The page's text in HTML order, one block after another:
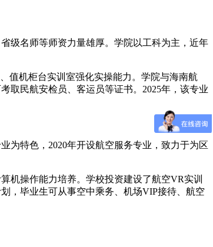
级名师等师资力量雄厚。学院以工科为主，近年
值机柜台实训室强化实操能力。学院与海南航
取民航安检员、客运员等证书。2025年，该专业
为特色，2020年开设航空服务专业，致力于为区
机操作能力培养。学校投资建设了航空VR实训
，毕业生可从事空中乘务、机场VIP接待、航空